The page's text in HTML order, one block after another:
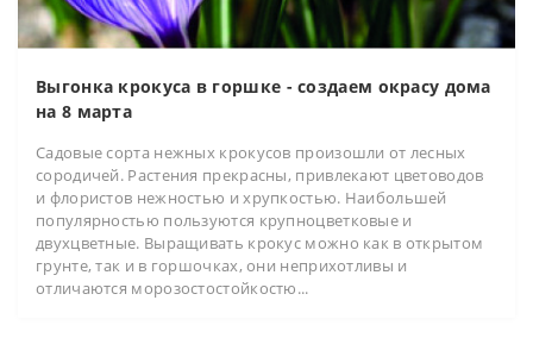
Выгонка крокуса в горшке - создаем окрасу дома
на 8 марта
Садовые сорта нежных крокусов произошли от лесных
сородичей. Растения прекрасны, привлекают цветоводов
и флористов нежностью и хрупкостью. Наибольшей
популярностью пользуются крупноцветковые и
двухцветные. Выращивать крокус можно как в открытом
грунте, так и в горшочках, они неприхотливы и
отличаются морозостостойкостю...